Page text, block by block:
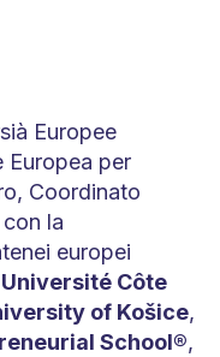
Europee
Europea per
Coordinato
con la
europei
Université Côte
of Košice,
School®,